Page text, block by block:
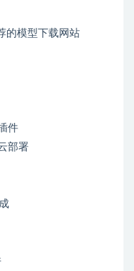
的模型下载网站
件
部署